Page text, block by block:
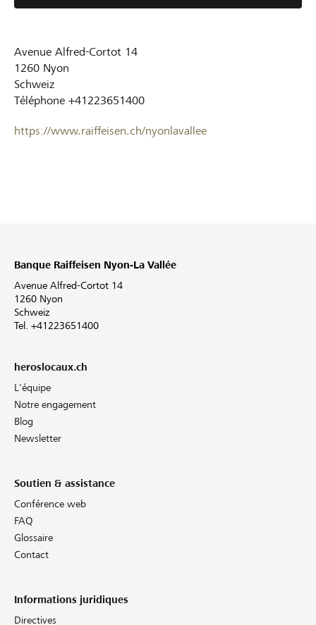
Avenue Alfred-Cortot 14
1260 Nyon
Schweiz
Téléphone +41223651400
https://www.raiffeisen.ch/nyonlavallee
Banque Raiffeisen Nyon-La Vallée
Avenue Alfred-Cortot 14
1260 Nyon
Schweiz
Tel. +41223651400
heroslocaux.ch
L'équipe
Notre engagement
Blog
Newsletter
Soutien & assistance
Conférence web
FAQ
Glossaire
Contact
Informations juridiques
Directives